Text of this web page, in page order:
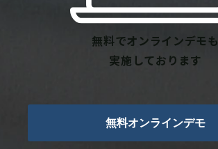
無料でオンラインデモも
実施しております
無料オンラインデモ